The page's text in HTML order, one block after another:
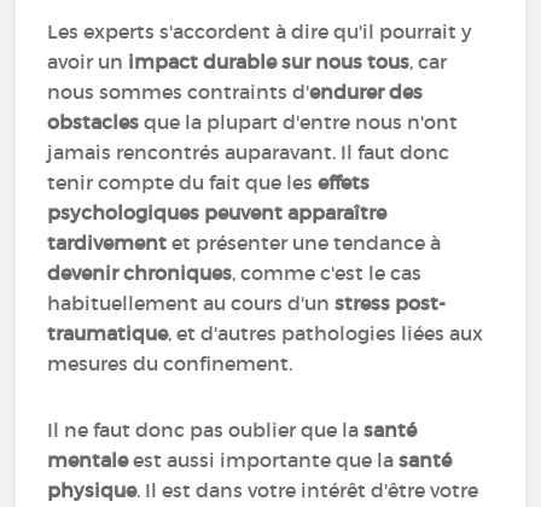
Les experts s'accordent à dire qu'il pourrait y
avoir un impact durable sur nous tous, car
nous sommes contraints d'endurer des
obstacles que la plupart d'entre nous n'ont
jamais rencontrés auparavant. Il faut donc
tenir compte du fait que leseffets
psychologiques peuvent apparaître
tardivement et présenter une tendance à
devenir chroniques, comme c'est le cas
habituellement au cours d'unstress post-
traumatique, et d'autres pathologies liées aux
mesures du confinement.
Il ne faut donc pas oublier que lasanté
mentaleest aussi importante que lasanté
physique. Il est dans votre intérêt d'être votre